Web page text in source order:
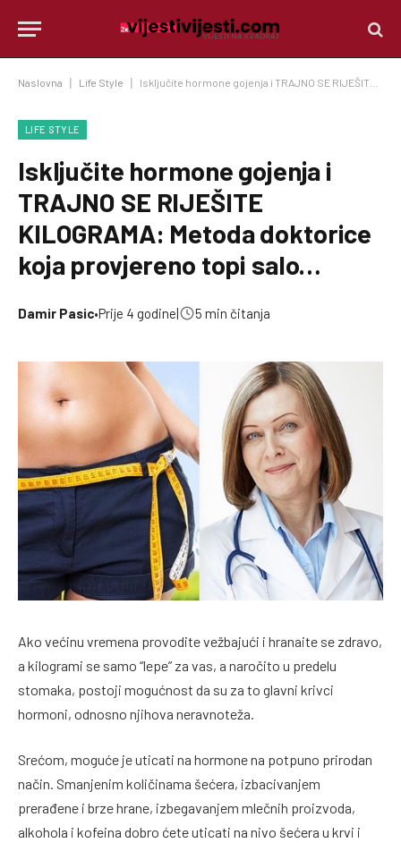
Naslovna Life Style Isključite hormone gojenja i TRAJNO SE RIJEŠITE KILOGRAMA: Metoda doktorice koja provjereno topi salo…
LIFE STYLE
Isključite hormone gojenja i
TRAJNO SE RIJEŠITE
KILOGRAMA: Metoda doktorice
koja provjereno topi salo…
Damir Pasic•Prije 4 godine| 5 min čitanja
Ako većinu vremena provodite vežbajući i hranaite se zdravo,
a kilogrami se samo “lepe” za vas, a naročito u predelu
stomaka, postoji mogućnost da su za to glavni krivci
hormoni, odnosno njihova neravnoteža.
Srećom, moguće je uticati na hormone na potpuno prirodan
način. Smanjenim količinama šećera, izbacivanjem
prerađene i brze hrane, izbegavanjem mlečnih proizvoda,
alkohola i kofeina dobro ćete uticati na nivo šećera u krvi i